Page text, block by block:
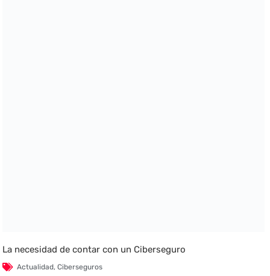
La necesidad de contar con un Ciberseguro
Actualidad,Ciberseguros